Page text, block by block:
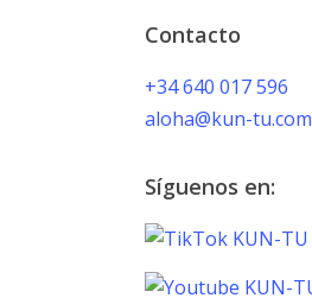
Contacto
+34 640 017 596
aloha@kun-tu.com
Síguenos en: